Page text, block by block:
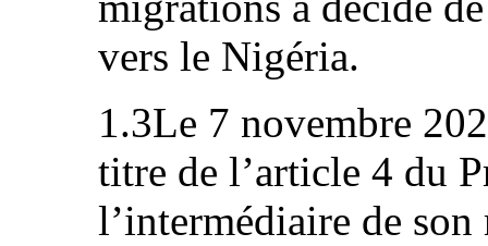
vers le Nigéria.
1.3Le 7 novembre
titre de l’article 4 du
l’intermédiaire de